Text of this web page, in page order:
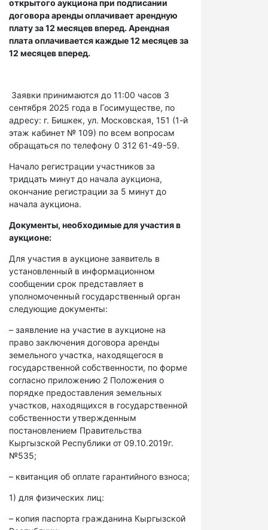
открытого аукциона при подписании
договора аренды оплачивает арендную
плату за 12 месяцев вперед. Арендная
плата оплачивается каждые 12 месяцев за
12 месяцев вперед.
Заявки принимаются до 11:00 часов 3
сентября 2025 года в Госимуществе, по
адресу: г. Бишкек, ул. Московская, 151 (1-й
этаж кабинет № 109) по всем вопросам
обращаться по телефону 0 312 61-49-59.
Начало регистрации участников за
тридцать минут до начала аукциона,
окончание регистрации за 5 минут до
начала аукциона.
Документы, необходимые для участия в
аукционе:
Для участия в аукционе заявитель в
установленный в информационном
сообщении срок представляет в
уполномоченный государственный орган
следующие документы:
– заявление на участие в аукционе на
право заключения договора аренды
земельного участка, находящегося в
государственной собственности, по форме
согласно приложению 2 Положения о
порядке предоставления земельных
участков, находящихся в государственной
собственности утвержденным
постановлением Правительства
Кыргызской Республики от 09.10.2019г.
№535;
– квитанция об оплате гарантийного взноса;
1) для физических лиц:
– копия паспорта гражданина Кыргызской